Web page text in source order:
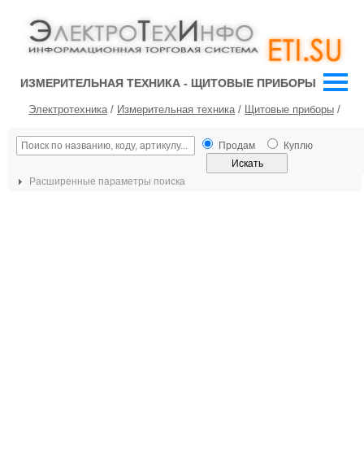
ИЗМЕРИТЕЛЬНАЯ ТЕХНИКА - ЩИТОВЫЕ ПРИБОРЫ
Электротехника/ Измерительная техника/ Щитовые приборы /
Продам Куплю
Расширенные параметры поиска